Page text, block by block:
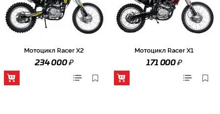
Мотоцикл Racer X2
234 000₽
Мотоцикл Racer X1
171 000₽